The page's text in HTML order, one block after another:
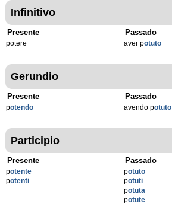
Infinitivo
Presente
potere
Passado
aver potuto
Gerundio
Presente
potendo
Passado
avendo potuto
Participio
Presente
potente
potenti
Passado
potuto
potuti
potuta
potute